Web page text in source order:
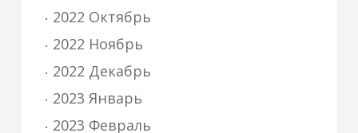
2022 Октябрь
2022 Ноябрь
2022 Декабрь
2023 Январь
2023 Февраль